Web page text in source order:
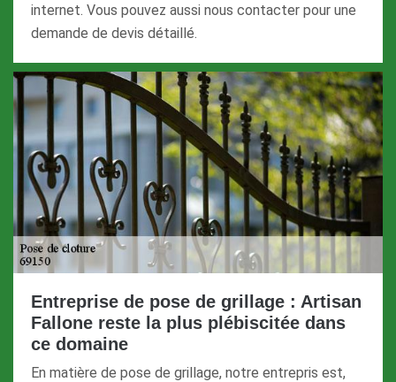
internet. Vous pouvez aussi nous contacter pour une
demande de devis détaillé.
Entreprise de pose de grillage : Artisan
Fallone reste la plus plébiscitée dans
ce domaine
En matière de pose de grillage, notre entrepris est,